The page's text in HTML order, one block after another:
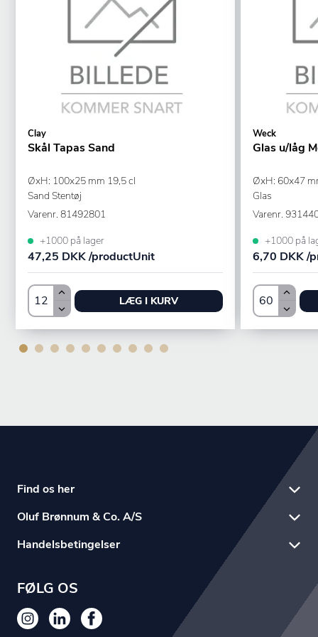
Clay
Skål Tapas Sand
ØxH: 100x25 mm 19,5 cl
Sand Stentøj
Varenr. 81492801
+1000 på lager
47,25 DKK /productUnit
LÆG I KURV
Weck
Glas u/låg
ØxH: 60x47
Glas
Varenr.
+1000 på
6,70 DKK /
Find os her
Oluf Brønnum & Co. A/S
Handelsbetingelser
FØLG OS